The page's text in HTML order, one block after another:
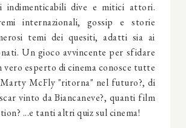
dive e mitici attori.
internazionali, gossip e storie
temi dei quesiti, adatti sia ai
Un gioco avvincente per sfidare
vero esperto di cinema conosce tutte
McFly "ritorna" nel futuro?, di
vinto da Biancaneve?, quanti film
...e tanti altri quiz sul cinema!